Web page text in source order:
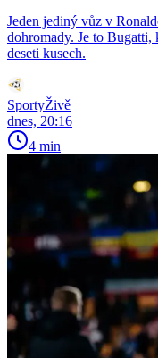
Jeden jediný vůz v
dohromady. Je to
deseti kusech.
SportyŽivě
dnes, 20:16
4 min